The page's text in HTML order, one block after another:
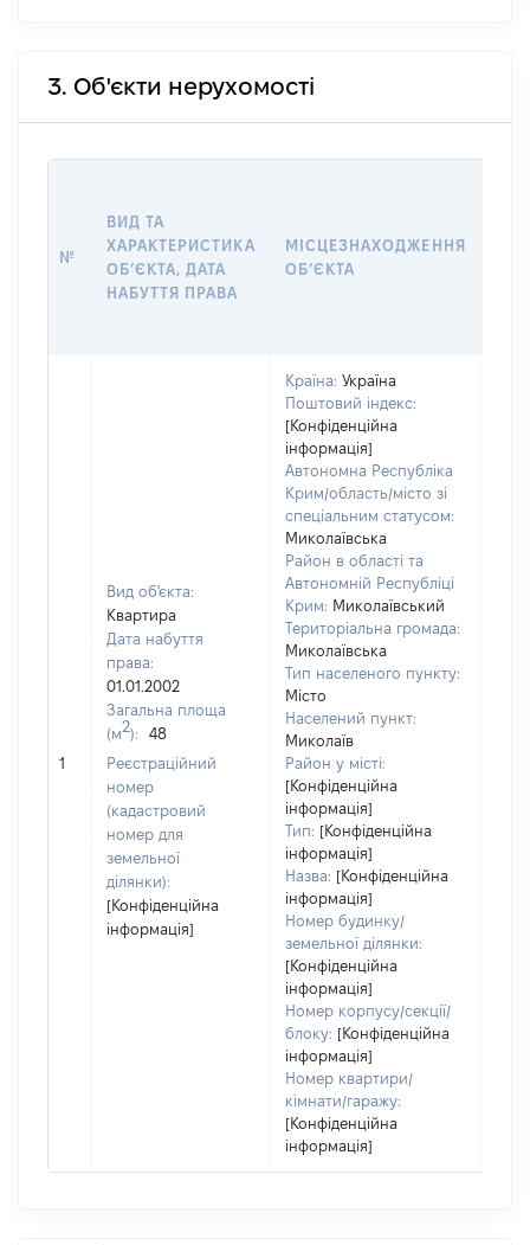
3. Об'єкти нерухомості
№
ВИД ТА
ХАРАКТЕРИСТИКА
ОБʼЄКТА, ДАТА
НАБУТТЯ ПРАВА
МІСЦЕЗНАХОДЖЕННЯ
ОБʼЄКТА
1
Вид об'єкта:
Квартира
Дата набуття
права:
01.01.2002
Загальна площа
(м2):
48
Реєстраційний
номер
(кадастровий
номер для
земельної
ділянки):
[Конфіденційна
інформація]
Країна: Україна
Поштовий індекс:
[Конфіденційна
інформація]
Автономна Республіка
Крим/область/місто зі
спеціальним статусом:
Миколаївська
Район в області та
Автономній Республіці
Крим: Миколаївський
Територіальна громада:
Миколаївська
Тип населеного пункту:
Місто
Населений пункт:
Миколаїв
Район у місті:
[Конфіденційна
інформація]
Тип: [Конфіденційна
інформація]
Назва: [Конфіденційна
інформація]
Номер будинку/
земельної ділянки:
[Конфіденційна
інформація]
Номер корпусу/секції/
блоку: [Конфіденційна
інформація]
Номер квартири/
кімнати/гаражу:
[Конфіденційна
інформація]